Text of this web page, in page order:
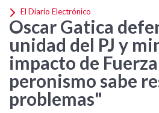
El Diario Electrónico
Oscar Gatica
unidad del PJ y
impacto de
peronismo sabe
problemas"